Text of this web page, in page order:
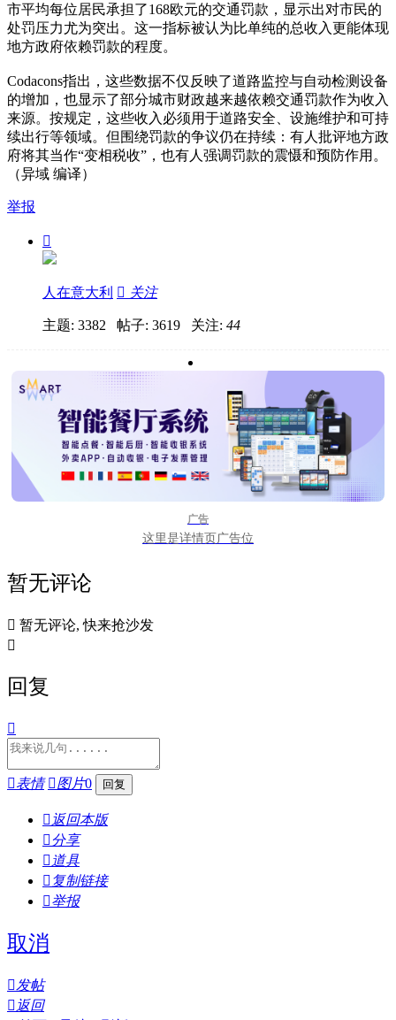
市平均每位居民承担了168欧元的交通罚款，显示出对市民的
处罚压力尤为突出。这一指标被认为比单纯的总收入更能体现
地方政府依赖罚款的程度。
Codacons指出，这些数据不仅反映了道路监控与自动检测设备
的增加，也显示了部分城市财政越来越依赖交通罚款作为收入
来源。按规定，这些收入必须用于道路安全、设施维护和可持
续出行等领域。但围绕罚款的争议仍在持续：有人批评地方政
府将其当作“变相税收”，也有人强调罚款的震慑和预防作用。
（异域 编译）
举报

人在意大利  关注
主题: 3382 帖子: 3619 关注: 44
广告
这里是详情页广告位
暂无评论
 暂无评论, 快来抢沙发

回复

表情 图片0
 返回本版
分享
 道具
 复制链接
举报
取消
发帖
 返回